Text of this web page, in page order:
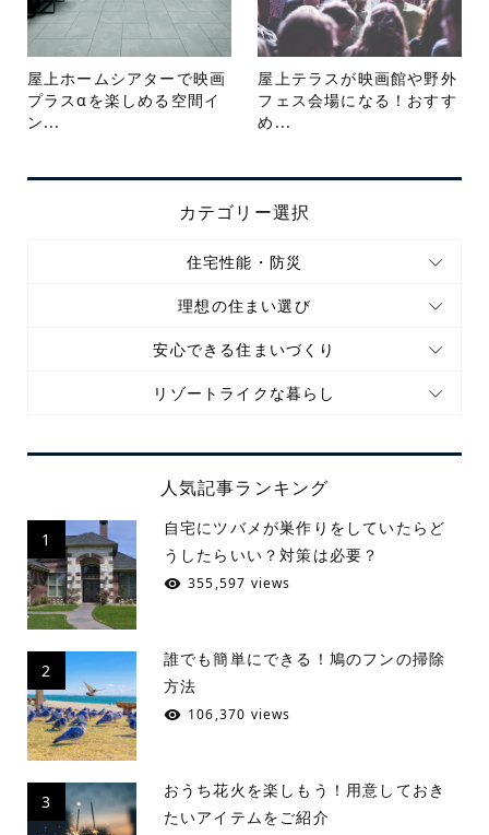
屋上ホームシアターで映画
プラスαを楽しめる空間イ
ン...
屋上テラスが映画館や野外
フェス会場になる！おすす
め...
カテゴリー選択
住宅性能・防災
理想の住まい選び
安心できる住まいづくり
リゾートライクな暮らし
人気記事ランキング
1
自宅にツバメが巣作りをしていたらど
うしたらいい？対策は必要？
355,597 views
2
誰でも簡単にできる！鳩のフンの掃除
方法
106,370 views
3
おうち花火を楽しもう！用意しておき
たいアイテムをご紹介